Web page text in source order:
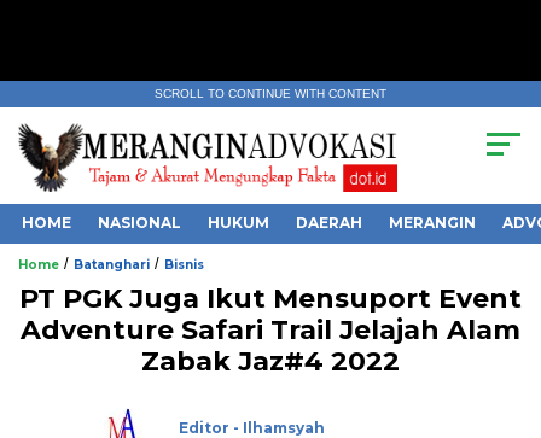
SCROLL TO CONTINUE WITH CONTENT
HOME NASIONAL HUKUM DAERAH MERANGIN
Home / Batanghari / Bisnis
PT PGK Juga Ikut Mensuport Event
Adventure Safari Trail Jelajah Alam
Zabak Jaz#4 2022
Editor - Ilhamsyah